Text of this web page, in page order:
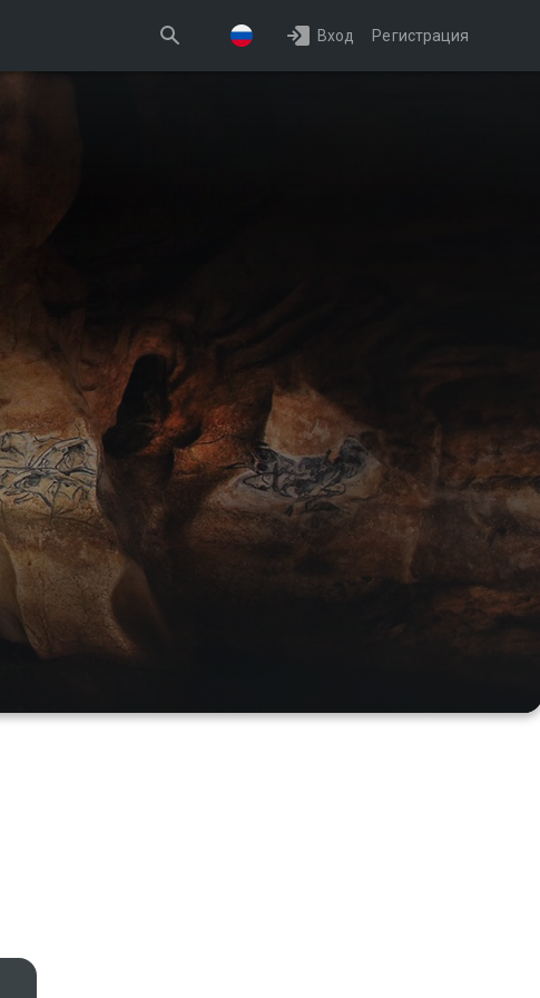
Вход Регистрация